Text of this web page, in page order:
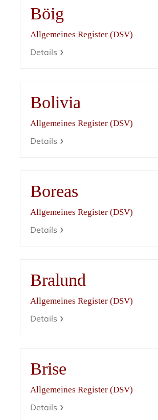
Böig
Allgemeines Register (DSV)
Details
Bolivia
Allgemeines Register (DSV)
Details
Boreas
Allgemeines Register (DSV)
Details
Bralund
Allgemeines Register (DSV)
Details
Brise
Allgemeines Register (DSV)
Details